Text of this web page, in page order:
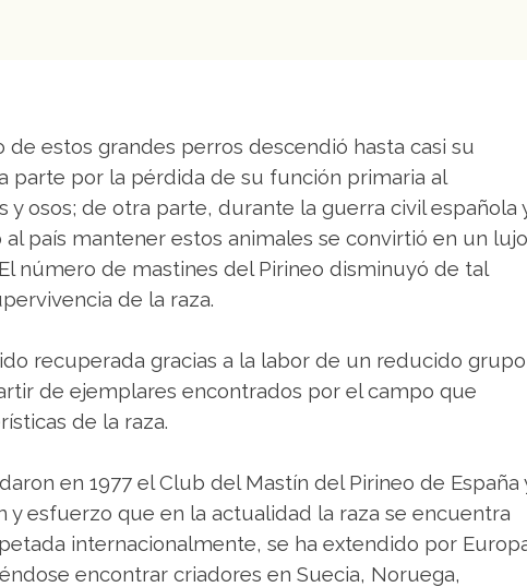
de estos grandes perros descendió hasta casi su
parte por la pérdida de su función primaria al
osos; de otra parte, durante la guerra civil española
país mantener estos animales se convirtió en un lujo
número de mastines del Pirineo disminuyó de tal
de la raza.
recuperada gracias a la labor de un reducido grupo
de ejemplares encontrados por el campo que
de la raza.
en 1977 el Club del Mastín del Pirineo de España
y esfuerzo que en la actualidad la raza se encuentra
internacionalmente, se ha extendido por
encontrar criadores en Suecia, Noruega,